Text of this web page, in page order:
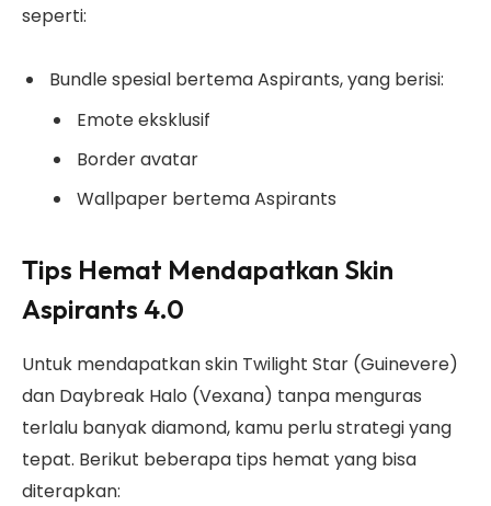
seperti:
Bundle spesial bertema Aspirants, yang berisi:
Emote eksklusif
Border avatar
Wallpaper bertema Aspirants
Tips Hemat Mendapatkan Skin
Aspirants 4.0
Untuk mendapatkan skin Twilight Star (Guinevere)
dan Daybreak Halo (Vexana) tanpa menguras
terlalu banyak diamond, kamu perlu strategi yang
tepat. Berikut beberapa tips hemat yang bisa
diterapkan: